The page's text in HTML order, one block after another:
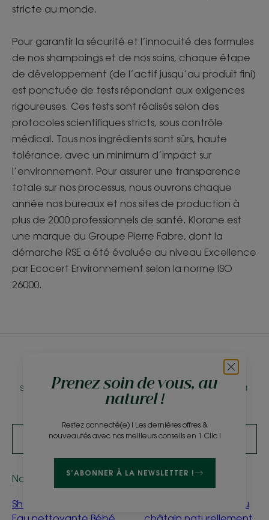
stricte au monde.
Pour garantir la sécurité et l’innocuité des formules
de nos shampoings et de nos soins, chaque étape
de développement (de l’actif jusqu’au produit fini)
est ponctuée de tests répondant aux exigences
rigoureuses. Ces tests sont réalisés selon des
protocoles scientifiques stricts, sous contrôle
médical. Tous nos ingrédients sont sûrs, haute
tolérance, avec un minimum d’impact sur
l’environnement. Pour assurer une transparence
totale sur nos processus, nous ouvrons chaque
année nos bureaux et nos sites de production à
plus de 2000 professionnels de santé. Klorane est
une marque du Groupe Pierre Fabre, dont la
démarche RSE a été évaluée au niveau Excellence
par Ecocert Environnement selon la norme ISO
26000.
Prenez soin de vous, au
naturel !
Restez connecté(e) ! Les dernières offres &
nouveautés avec nos meilleurs conseils en 1 Clic !
S’ABONNER À LA NEWSLETTER !
Soyez informés en avant-première de nos sorties produits, actus et
conseils beauty clean !
S'INSCRIRE À LA NEWSLETTER
Nos soins
Shampoing sec Avoine
Conseils d'experts
Éclaircir mon blond ou